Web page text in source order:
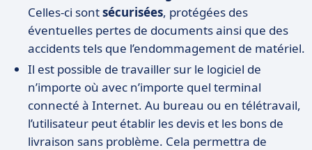
Celles-ci sontsécurisées, protégées des
éventuelles pertes de documents ainsi que des
accidents tels que l’endommagement de matériel.
Il est possible de travailler sur le logiciel de
n’importe où avec n’importe quel terminal
connecté à Internet. Au bureau ou en télétravail,
l’utilisateur peut établir les devis et les bons de
livraison sans problème. Cela permettra de